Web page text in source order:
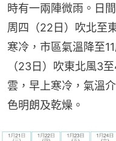
時有一兩陣微雨。日
周四（22日）吹北至
寒冷，市區氣溫降至
（23日）吹東北風3
雲，早上寒冷，氣溫
色明朗及乾燥。